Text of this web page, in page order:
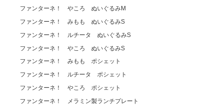
ファンターネ！ やころ ぬいぐるみM
ファンターネ！ みもも ぬいぐるみS
ファンターネ！ ルチータ ぬいぐるみS
ファンターネ！ やころ ぬいぐるみS
ファンターネ！ みもも ポシェット
ファンターネ！ ルチータ ポシェット
ファンターネ！ やころ ポシェット
ファンターネ！ メラミン製ランチプレート